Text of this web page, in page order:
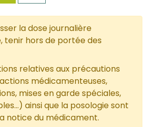
la dose journalière
tenir hors de portée des
relatives aux précautions
médicamenteuses,
mises en garde spéciales,
ainsi que la posologie sont
notice du médicament.